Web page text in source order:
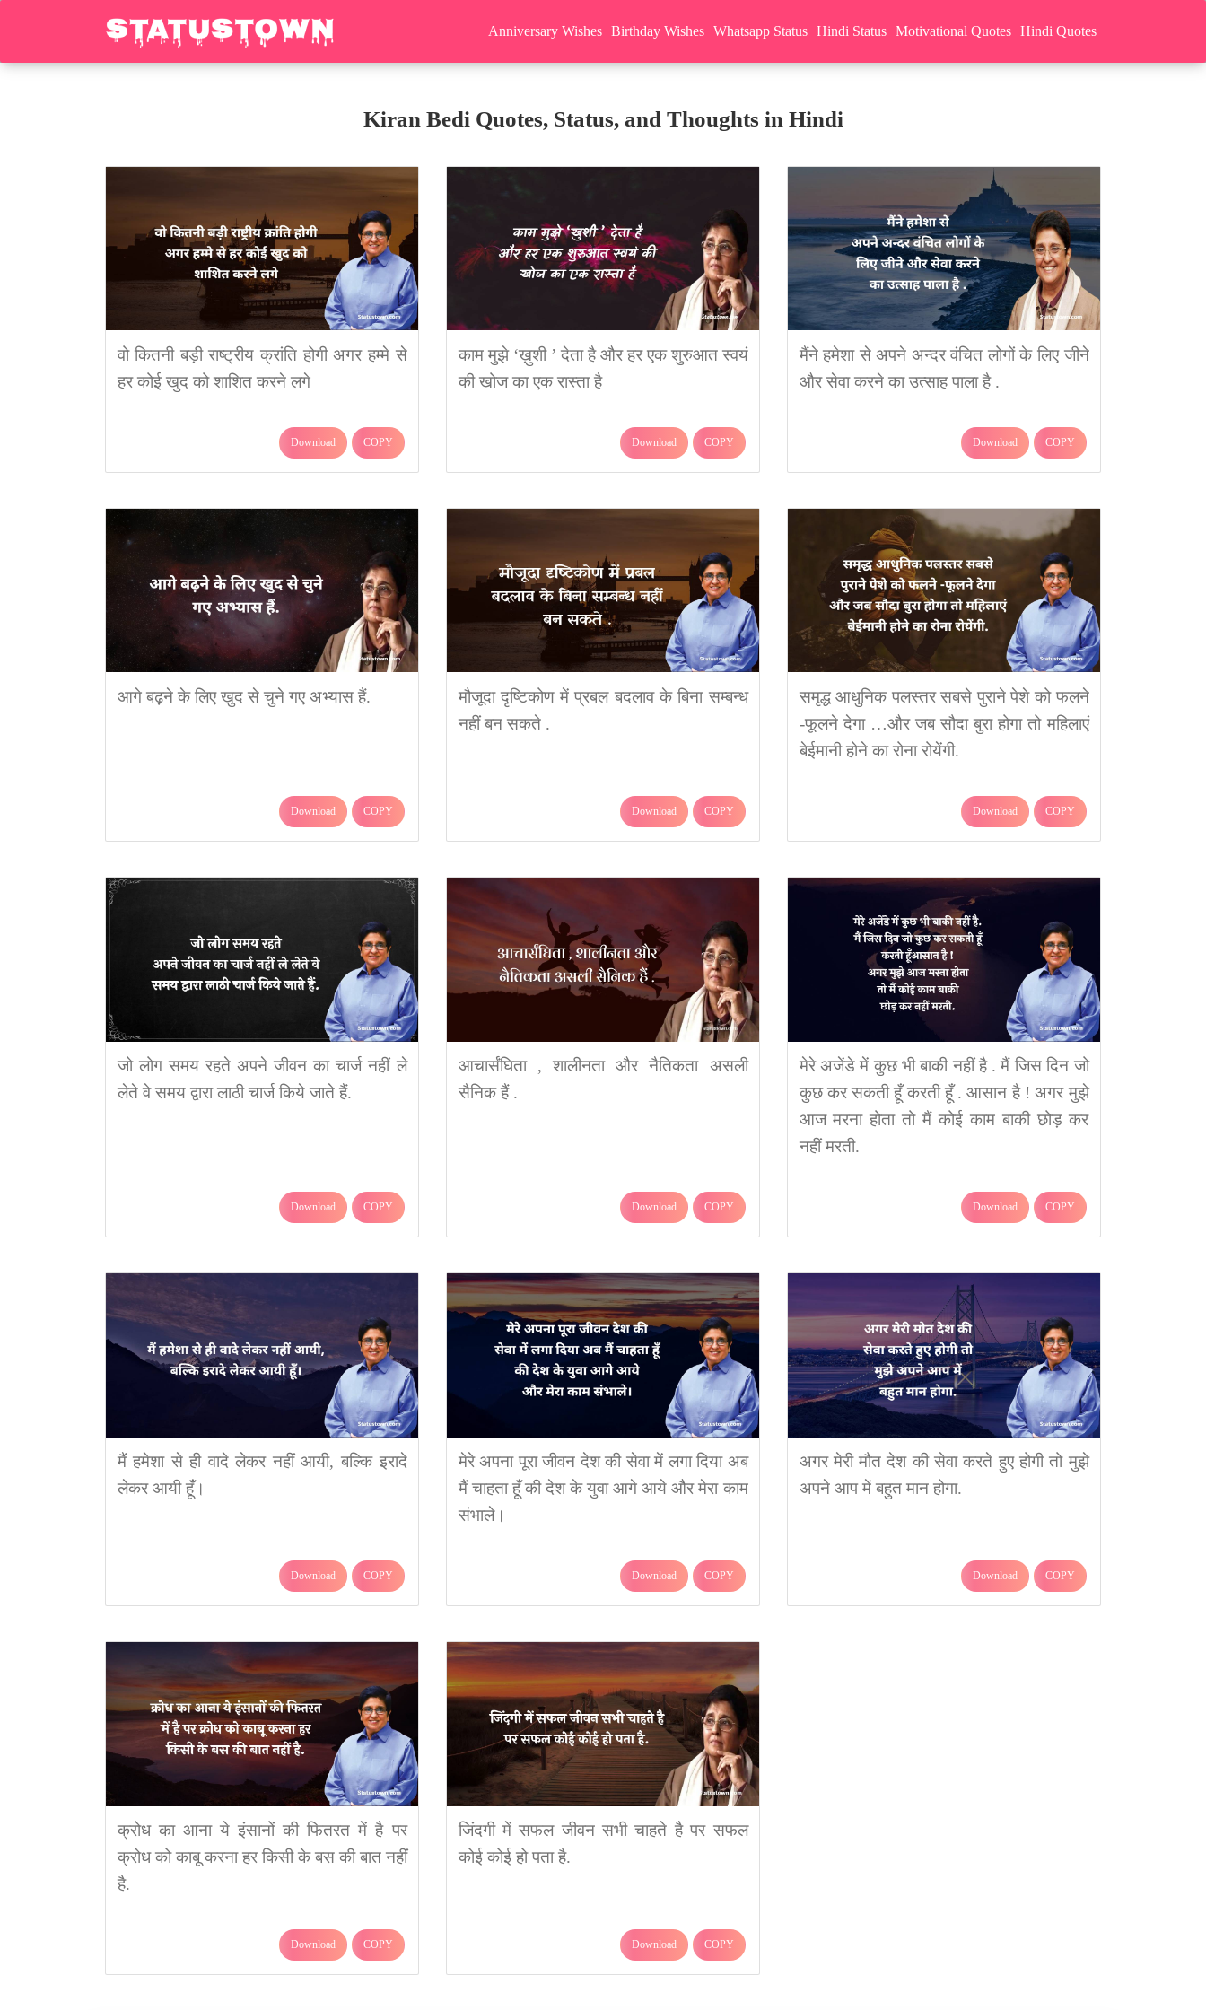
Anniversary Wishes Birthday Wishes Whatsapp Status Hindi Status Motivational Quotes Hindi Quotes
Kiran Bedi Quotes, Status, and Thoughts in Hindi
वो कितनी बड़ी राष्ट्रीय क्रांति होगी अगर हम्मे से
हर कोई खुद को शाशित करने लगे
Download COPY
काम मुझे ‘ख़ुशी ’ देता है और हर एक शुरुआत स्वयं
की खोज का एक रास्ता है
Download COPY
मैंने हमेशा से अपने अन्दर वंचित लोगों के लिए जीने
और सेवा करने का उत्साह पाला है .
Download COPY
आगे बढ़ने के लिए खुद से चुने गए अभ्यास हैं.
Download COPY
मौजूदा दृष्टिकोण में प्रबल बदलाव के बिना सम्बन्ध
नहीं बन सकते .
Download COPY
समृद्ध आधुनिक पलस्तर सबसे पुराने पेशे को फलने
-फूलने देगा …और जब सौदा बुरा होगा तो महिलाएं
बेईमानी होने का रोना रोयेंगी.
Download COPY
जो लोग समय रहते अपने जीवन का चार्ज नहीं ले
लेते वे समय द्वारा लाठी चार्ज किये जाते हैं.
Download COPY
आचार्संघिता , शालीनता और नैतिकता असली
सैनिक हैं .
Download COPY
मेरे अजेंडे में कुछ भी बाकी नहीं है . मैं जिस दिन जो
कुछ कर सकती हूँ करती हूँ . आसान है ! अगर मुझे
आज मरना होता तो मैं कोई काम बाकी छोड़ कर
नहीं मरती.
Download COPY
मैं हमेशा से ही वादे लेकर नहीं आयी, बल्कि इरादे
लेकर आयी हूँ।
Download COPY
मेरे अपना पूरा जीवन देश की सेवा में लगा दिया अब
मैं चाहता हूँ की देश के युवा आगे आये और मेरा काम
संभाले।
Download COPY
अगर मेरी मौत देश की सेवा करते हुए होगी तो मुझे
अपने आप में बहुत मान होगा.
Download COPY
क्रोध का आना ये इंसानों की फितरत में है पर
क्रोध को काबू करना हर किसी के बस की बात नहीं
है.
Download COPY
जिंदगी में सफल जीवन सभी चाहते है पर सफल
कोई कोई हो पता है.
Download COPY